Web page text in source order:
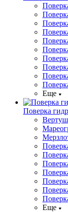
Еще
Поверка
Еще